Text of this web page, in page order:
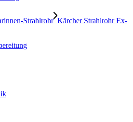
Strahlrohr Kärcher Strahlrohr Ex-